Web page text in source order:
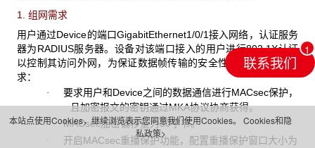
1. 组网需求
用户通过Device的端口GigabitEthernet1/0/1接入网络，认证服务
器为RADIUS服务器。设备对该端口接入的用户进行802.1X认证
以控制其访问外网，为保证数据帧传输的安全性，有以下具体要
求：
· 要求用户和Device之间的数据通信进行MACsec保护，
且加密报文的密钥通过MKA协议协商获得。
·MACsec加密偏移量为30字节。
· 开启MACsec重播保护功能，配置重播保护窗口大小为
联系我们
本站点使用Cookies，继续浏览表示您同意我们使用Cookies。 Cookies和隐
私政策>